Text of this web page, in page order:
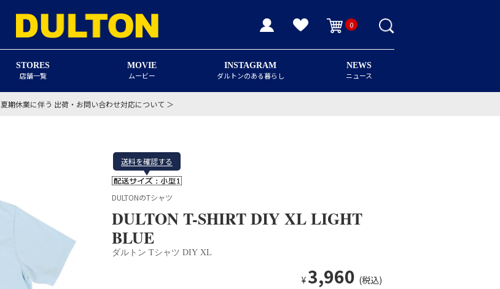
0
STORES
店舗一覧
MOVIE
ムービー
INSTAGRAM
ダルトンのある暮らし
NEWS
ニュース
夏期休業に伴う 出荷・お問い合わせ対応について ＞
送料を確認する
DULTONのTシャツ
DULTON T-SHIRT DIY XL LIGHT
BLUE
ダルトン Tシャツ DIY XL
¥3,960 (税込)